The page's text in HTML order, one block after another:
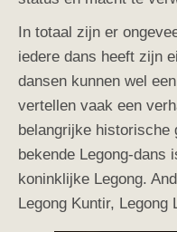
In totaal zijn er
iedere dans heeft zijn
dansen kunnen wel
vertellen vaak een
belangrijke historische
bekende Legong-dans
koninklijke Legong.
Legong Kuntir, Legong